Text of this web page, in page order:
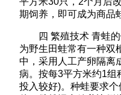
期饲养，即可成为商品
四 繁殖技术 青蛙的
为野生田蛙常有一种双
中，采用人工产卵隔离
病。按每3平方米约1组
投入较好)。种蛙要求